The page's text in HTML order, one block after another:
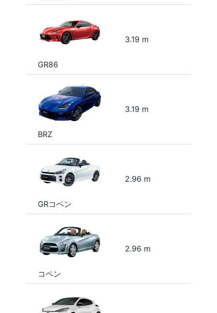
GR86
3.19 m
BRZ
3.19 m
GRコペン
2.96 m
コペン
2.96 m